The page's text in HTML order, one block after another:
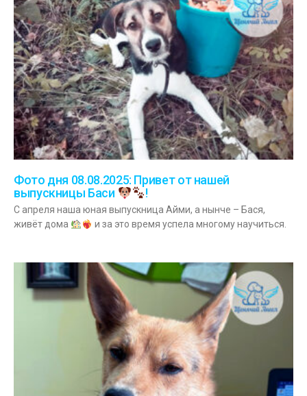
Фото дня 08.08.2025: Привет от нашей
выпускницы Баси
!
С апреля наша юная выпускница Айми, а нынче – Бася,
живёт дома
и за это время успела многому научиться.